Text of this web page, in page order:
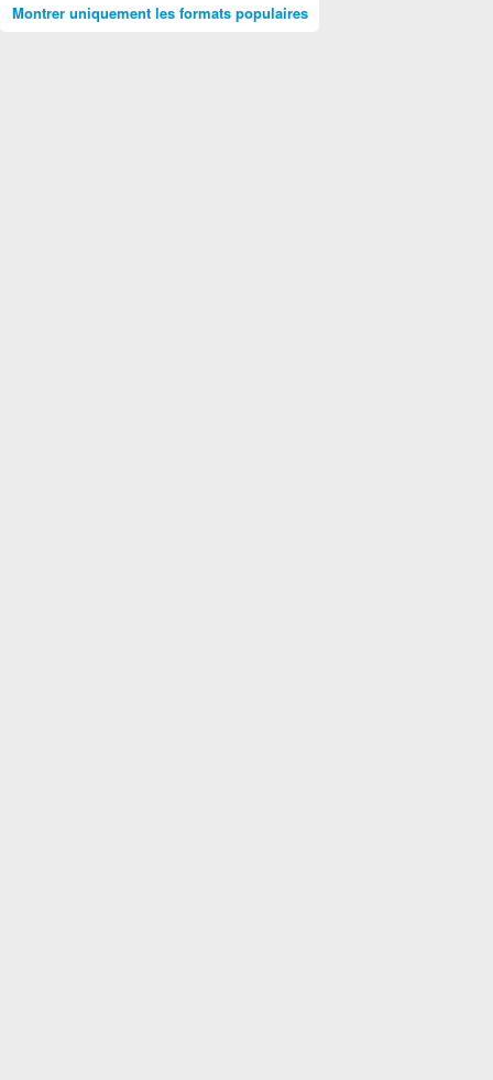
Montrer uniquement les formats populaires